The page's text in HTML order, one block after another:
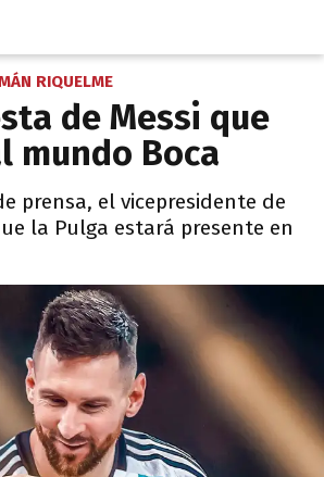
RIQUELME
de Messi que
mundo Boca
prensa, el vicepresidente de
la Pulga estará presente en